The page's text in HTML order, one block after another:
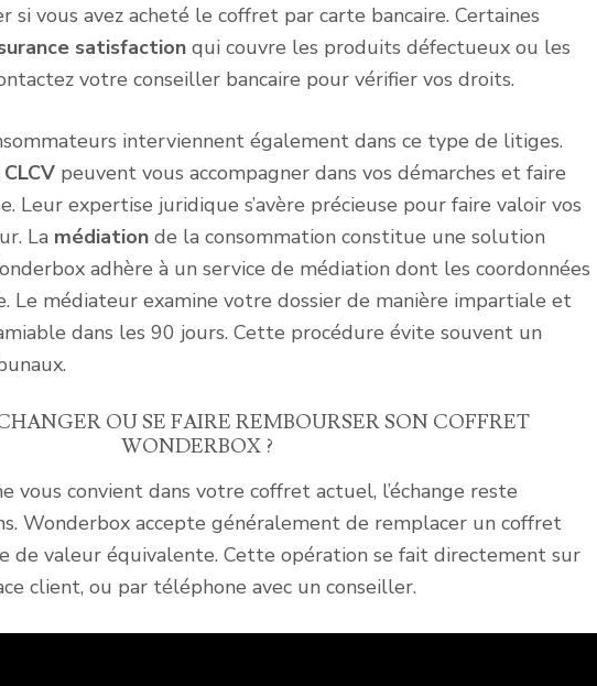
si vous avez acheté le coffret par carte bancaire. Certaines
satisfaction qui couvre les produits défectueux ou les
votre conseiller bancaire pour vérifier vos droits.
interviennent également dans ce type de litiges.
CLCV peuvent vous accompagner dans vos démarches et faire
Leur expertise juridique s’avère précieuse pour faire valoir vos
La médiation de la consommation constitue une solution
adhère à un service de médiation dont les coordonnées
Le médiateur examine votre dossier de manière impartiale et
dans les 90 jours. Cette procédure évite souvent un
OU SE FAIRE REMBOURSER SON COFFRET
WONDERBOX ?
vous convient dans votre coffret actuel, l’échange reste
Wonderbox accepte généralement de remplacer un coffret
de valeur équivalente. Cette opération se fait directement sur
client, ou par téléphone avec un conseiller.